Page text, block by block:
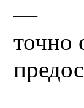
—
точно